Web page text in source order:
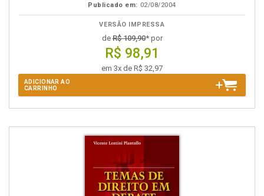
Publicado em: 02/08/2004
VERSÃO IMPRESSA
deR$ 109,90* por
R$ 98,91
em 3x de R$ 32,97
ADICIONAR AO
CARRINHO